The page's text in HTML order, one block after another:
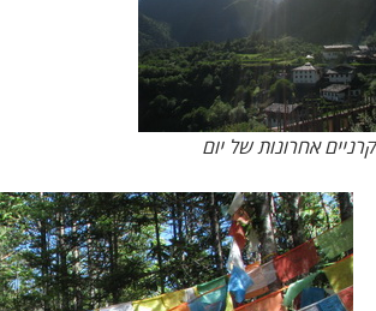
קרניים אחרונות של יום